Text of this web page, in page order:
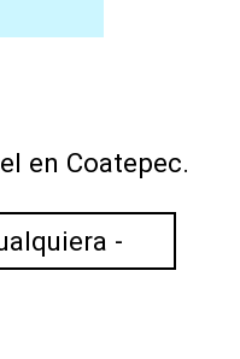
en Coatepec.